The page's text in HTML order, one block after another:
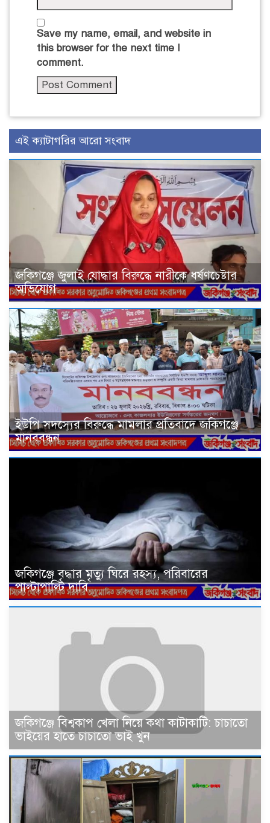
Save my name, email, and website in
this browser for the next time I
comment.
এই ক্যাটাগরির আরো সংবাদ
জকিগঞ্জে জুলাই যোদ্ধার বিরুদ্ধে নারীকে ধর্ষণচেষ্টার
অভিযোগ
ইউপি সদস্যের বিরুদ্ধে মামলার প্রতিবাদে জকিগঞ্জে
মানববন্ধন
জকিগঞ্জে বৃদ্ধার মৃত্যু ঘিরে রহস্য, পরিবারের
পাল্টাপাল্টি দাবি
জকিগঞ্জে বিশ্বকাপ খেলা নিয়ে কথা কাটাকাটি: চাচাতো
ভাইয়ের হাতে চাচাতো ভাই খুন